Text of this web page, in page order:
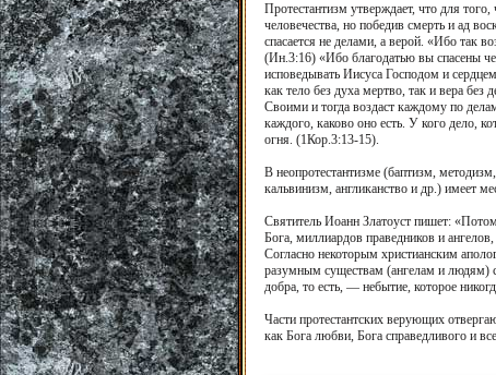
Протестантизм утверждает, что для
человечества, но победив смерть и ад
спасается не делами, а верой. «Ибо так
(Ин.3:16) «Ибо благодатью вы спасены
исповедывать Иисуса Господом и
как тело без духа мертво, так и вера
Своими и тогда воздаст каждому по
каждого, каково оно есть. У кого дело,
огня. (1Кор.3:13-15).
В неопротестантизме (баптизм,
кальвинизм, англиканство и др.) имеет
Святитель Иоанн Златоуст пишет:
Бога, миллиардов праведников и
Согласно некоторым христианским
разумным существам (ангелам и людям)
добра, то есть, — небытие, которое
Части протестантских верующих
как Бога любви, Бога справедливого и